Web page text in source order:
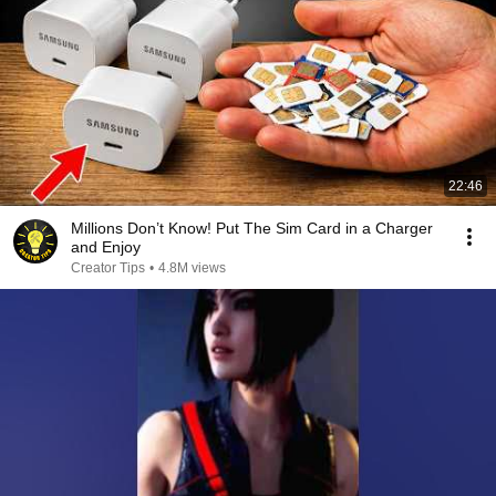
22:46
Millions Don’t Know! Put The Sim Card in a Charger
and Enjoy
Creator Tips • 4.8M views